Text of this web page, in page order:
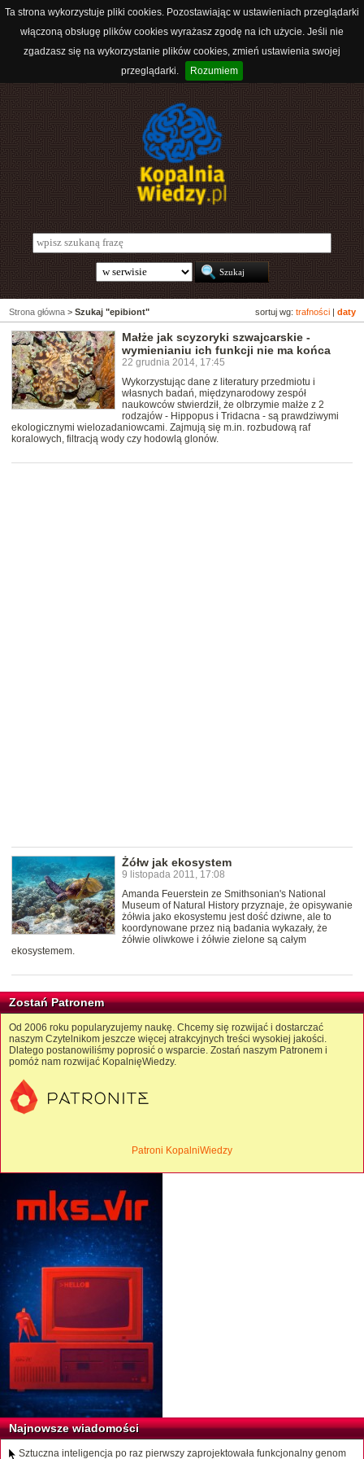
Ta strona wykorzystuje pliki cookies. Pozostawiając w ustawieniach przeglądarki
włączoną obsługę plików cookies wyrażasz zgodę na ich użycie. Jeśli nie
zgadzasz się na wykorzystanie plików cookies, zmień ustawienia swojej
przeglądarki.
Rozumiem
sortuj wg: trafności daty
Strona główna > Szukaj "epibiont"
Małże jak scyzoryki szwajcarskie -
wymienianiu ich funkcji nie ma końca
22 grudnia 2014, 17:45
Wykorzystując dane z literatury przedmiotu i
własnych badań, międzynarodowy zespół
naukowców stwierdził, że olbrzymie małże z 2
rodzajów - Hippopus i Tridacna - są prawdziwymi
ekologicznymi wielozadaniowcami. Zajmują się m.in. rozbudową raf
koralowych, filtracją wody czy hodowlą glonów.
Żółw jak ekosystem
9 listopada 2011, 17:08
Amanda Feuerstein ze Smithsonian's National
Museum of Natural History przyznaje, że opisywanie
żółwia jako ekosystemu jest dość dziwne, ale to
koordynowane przez nią badania wykazały, że
żółwie oliwkowe i żółwie zielone są całym
ekosystemem.
Zostań Patronem
Od 2006 roku popularyzujemy naukę. Chcemy się rozwijać i dostarczać
naszym Czytelnikom jeszcze więcej atrakcyjnych treści wysokiej jakości.
Dlatego postanowiliśmy poprosić o wsparcie. Zostań naszym Patronem i
pomóż nam rozwijać KopalnięWiedzy.
Patroni KopalniWiedzy
Najnowsze wiadomości
Sztuczna inteligencja po raz pierwszy zaprojektowała funkcjonalny genom